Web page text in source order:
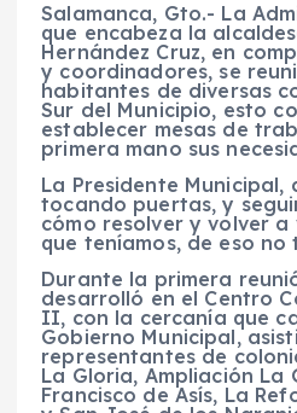
Salamanca, Gto.- La
que encabeza la
Hernández Cruz, en
y coordinadores, se
habitantes de diversas
Sur del Municipio, esto
establecer mesas de
primera mano sus
La Presidente Municipal,
tocando puertas, y
cómo resolver y volver a
que teníamos, de eso no
Durante la primera
desarrolló en el Centro
II, con la cercanía que
Gobierno Municipal,
representantes de
La Gloria, Ampliación La
Francisco de Asís, La